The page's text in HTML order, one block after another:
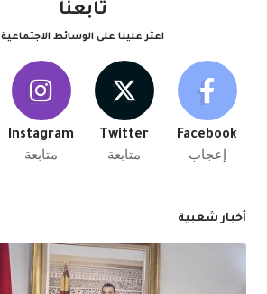
تابعنا
اعثر علينا على الوسائط الاجتماعية
Facebook
إعجاب
Twitter
متابعة
Instagram
متابعة
أخبار شعبية